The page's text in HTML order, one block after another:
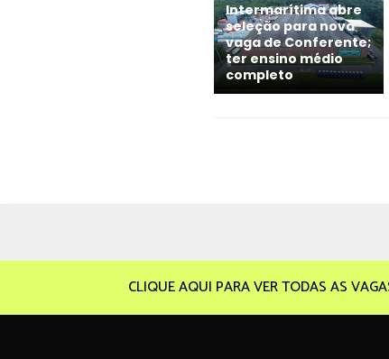
Intermarítima abre
seleção para nova
vaga de Conferente;
ter ensino médio
completo
CLIQUE AQUI PARA VER TODAS AS